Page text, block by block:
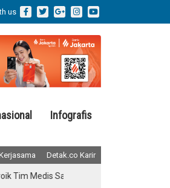
us
Infografis
Detak.co Karir
Medis Saat Ruang Operasi Diguncang